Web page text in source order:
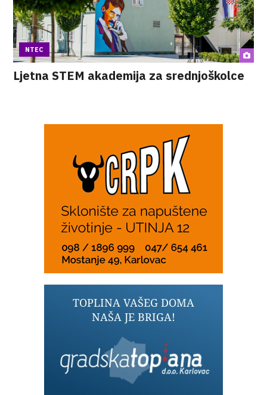
NTEC
Ljetna STEM akademija za srednjoškolce